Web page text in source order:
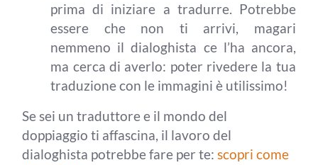
prima di iniziare a tradurre. Potrebbe
essere che non ti arrivi, magari
nemmeno il dialoghista ce l’ha ancora,
ma cerca di averlo: poter rivedere la tua
traduzione con le immagini è utilissimo!
Se sei un traduttore e il mondo del
doppiaggio ti affascina, il lavoro del
dialoghista potrebbe fare per te:scopri come